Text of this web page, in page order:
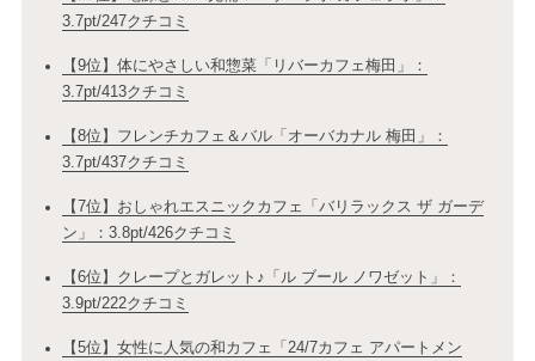
3.7pt/247クチコミ
【9位】体にやさしい和惣菜「リバーカフェ梅田」：
3.7pt/413クチコミ
【8位】フレンチカフェ＆バル「オーバカナル 梅田」：
3.7pt/437クチコミ
【7位】おしゃれエスニックカフェ「バリラックス ザ ガーデ
ン」：3.8pt/426クチコミ
【6位】クレープとガレット♪「ル ブール ノワゼット」：
3.9pt/222クチコミ
【5位】女性に人気の和カフェ「24/7カフェ アパートメン